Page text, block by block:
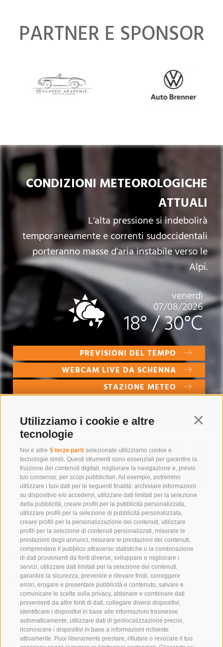
Utilizziamo i cookie e altre
tecnologie
Noi e altre 5 terze parti selezionate utilizziamo cookie e
tecnologie simili. Questi strumenti sono essenziali per garantire la
fruizione dei contenuti digitali, migliorare la navigazione e, previo
tuo consenso, per scopi pubblicitari. Ad esempio, potremmo
utilizzare i tuoi dati per le seguenti finalità: archiviare informazioni
su dispositivo e/o accedervi, utilizzare dati limitati per la selezione
della pubblicità, creare profili per la pubblicità personalizzata,
utilizzare profili per la selezione di pubblicità personalizzata,
creare profili per la personalizzazione dei contenuti, utilizzare
profili per la selezione di contenuti personalizzati, misurare le
prestazioni degli annunci, misurare le prestazioni dei contenuti,
comprendere il pubblico attraverso statistiche o la combinazione
di dati provenienti da fonti diverse, sviluppare e migliorare i
servizi, utilizzare dati limitati per la selezione dei contenuti,
garantire la sicurezza, prevenire e rilevare frodi, correggere
errori, erogare e presentare pubblicità e contenuto, salvare e
comunicare le scelte sulla privacy, abbinare e combinare dati
provenienti da altre fonti di dati, collegare diversi dispositivi,
identificare i dispositivi in base alle informazioni trasmesse
automaticamente, utilizzare dati di geolocalizzazione precisi,
riconoscere i dispositivi in base a informazioni richieste
attivamente. Puoi liberamente prestare, rifiutare o revocare il tuo
PARTNER E SPONSOR
CONDIZIONI METEOROLOGICHE
ATTUALI
L'alta pressione si indebolirà
temporaneamente e correnti sudoccidentali
porteranno masse d'aria instabile verso le
Alpi.
venerdì
07/08/2026
18°/30°C
PREVISIONI DEL TEMPO
WEBCAM LIVE DA SCHENNA
STAZIONE METEO
SÜDTIROL CLASSIC CLUB
ERZHERZOG-JOHANN-PLATZ 1/D
39017 SCHENNA
SÜDTIROL
PUOI RAGGIUNGERCI A:+39 0473 945669
E-MAIL:INFO@SUEDTIROLCLASSIC.COM